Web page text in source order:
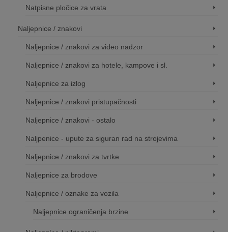
Natpisne pločice za vrata
Naljepnice / znakovi
Naljepnice / znakovi za video nadzor
Naljepnice / znakovi za hotele, kampove i sl.
Naljepnice za izlog
Naljepnice / znakovi pristupačnosti
Naljepnice / znakovi - ostalo
Naljpenice - upute za siguran rad na strojevima
Naljepnice / znakovi za tvrtke
Naljepnice za brodove
Naljepnice / oznake za vozila
Naljepnice ograničenja brzine